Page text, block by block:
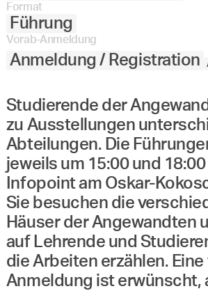
Format
Führung
Vorab-Anmeldung
Anmeldung / Registration
Studierende der
zu Ausstellungen
Abteilungen. Die
jeweils um 15:00 und
Infopoint am Oskar-
Sie besuchen die
Häuser der Angewandten
auf Lehrende und
die Arbeiten erzählen.
Anmeldung ist erwünscht,